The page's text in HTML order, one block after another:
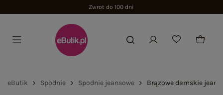
Zwrot do 100 dni
eButik Spodnie Spodnie jeansowe Brązowe damskie